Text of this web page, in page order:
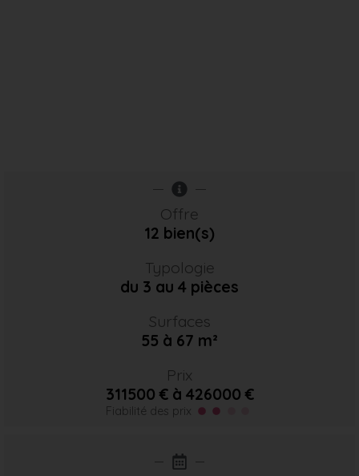
Offre
12 bien(s)
Typologie
du 3 au 4 pièces
Surfaces
55 à 67 m²
Prix
311500 € à 426000 €
Fiabilité des prix